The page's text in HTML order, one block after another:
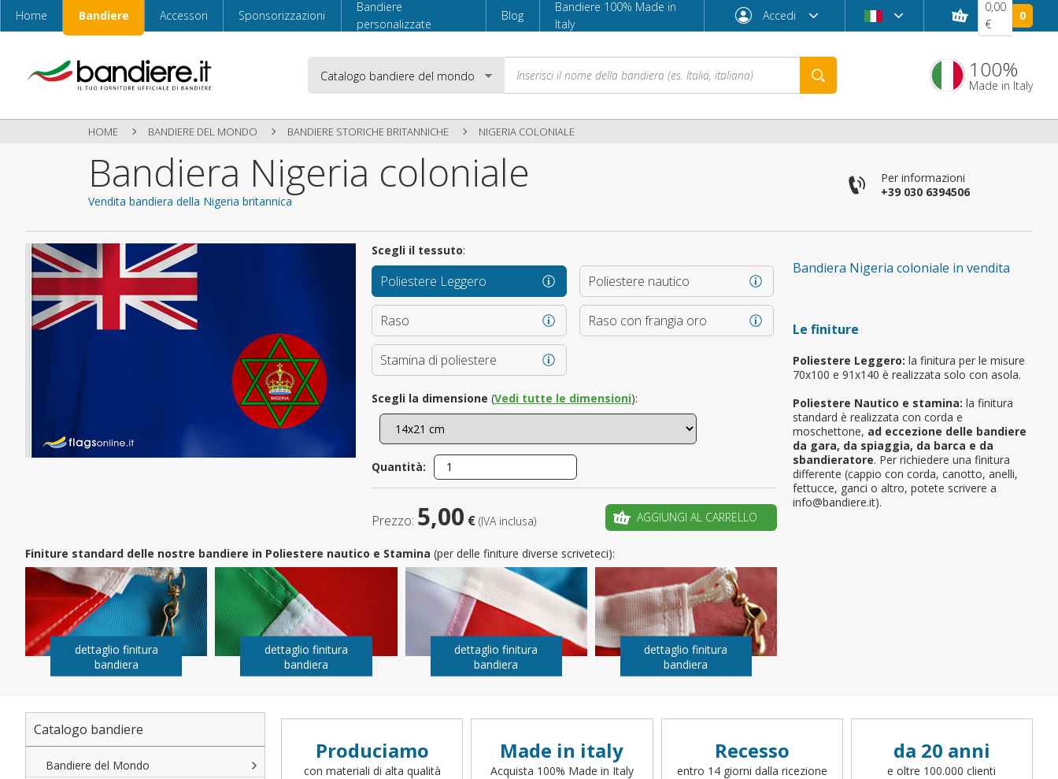
Home Bandiere Accessori Sponsorizzazioni
Bandiere
personalizzate
Blog
Bandiere 100% Made in
Italy
Accedi
Accedi
È il tuo primo ordine?
CREA UN NUOVO ACCOUNT
0,00
€
0
100%
Made in Italy
HOME BANDIERE DEL MONDO BANDIERE STORICHE BRITANNICHE NIGERIA COLONIALE
Bandiera Nigeria coloniale
Vendita bandiera della Nigeria britannica
Per informazioni
+39 030 6394506
Bandiera Nigeria coloniale in vendita
Le finiture
Poliestere Leggero: la finitura per le misure
70x100 e 91x140 è realizzata solo con asola.
Poliestere Nautico e stamina: la finitura
standard è realizzata con corda e
moschettone, ad eccezione delle bandiere
da gara, da spiaggia, da barca e da
sbandieratore. Per richiedere una finitura
differente (cappio con corda, canotto, anelli,
fettucce, ganci o altro, potete scrivere a
info@bandiere.it).
Scegli il tessuto:
Poliestere Leggero Poliestere nautico
Raso Raso con frangia oro
Stamina di poliestere
Scegli la dimensione (Vedi tutte le dimensioni):
Quantità:
Prezzo: 5,00 € (IVA inclusa) AGGIUNGI AL CARRELLO
Finiture standard delle nostre bandiere in Poliestere nautico e Stamina (per delle finiture diverse scriveteci):
dettaglio finitura
bandiera
dettaglio finitura
bandiera
dettaglio finitura
bandiera
dettaglio finitura
bandiera
Catalogo bandiere
Bandiere del Mondo
Produciamo
con materiali di alta qualità
Made in italy
Acquista 100% Made in Italy
Recesso
entro 14 giorni dalla ricezione
da 20 anni
e oltre 100.000 clienti